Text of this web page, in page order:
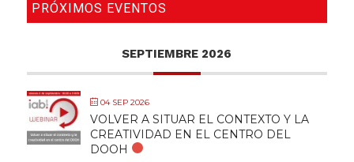
PRÓXIMOS EVENTOS
SEPTIEMBRE 2026
04 SEP 2026
VOLVER A SITUAR EL CONTEXTO Y LA
CREATIVIDAD EN EL CENTRO DEL
DOOH